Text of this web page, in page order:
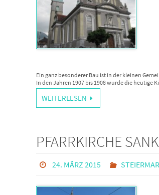
Ein ganz besonderer Bau ist in der kleinen
In den Jahren 1907 bis 1908 wurde die heutige
WEITERLESEN
PFARRKIRCHE
24. MÄRZ 2015